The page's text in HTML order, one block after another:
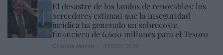
El desastre de los laudos de renovables: los
acreedores estiman que la inseguridad
jurídica ha generado un sobrecoste
financiero de 6.600 millones para el Tesoro